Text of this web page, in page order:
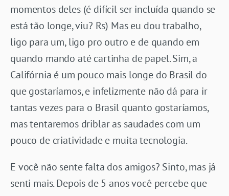
momentos deles (é difícil ser incluída quando se
está tão longe, viu? Rs) Mas eu dou trabalho,
ligo para um, ligo pro outro e de quando em
quando mando até cartinha de papel. Sim, a
Califórnia é um pouco mais longe do Brasil do
que gostaríamos, e infelizmente não dá para ir
tantas vezes para o Brasil quanto gostaríamos,
mas tentaremos driblar as saudades com um
pouco de criatividade e muita tecnologia.
E você não sente falta dos amigos? Sinto, mas já
senti mais. Depois de 5 anos você percebe que